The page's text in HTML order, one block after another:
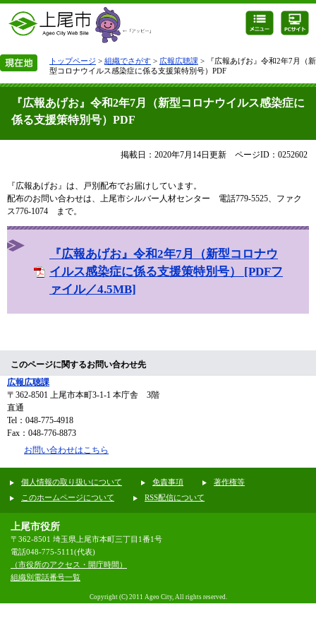
トップページ > 組織でさがす > 広報広聴課 > 『広報あげお』令和2年7月（新
型コロナウイルス感染症に係る支援策特別号）PDF
『広報あげお』令和2年7月（新型コロナウイルス感染症に
係る支援策特別号）PDF
掲載日：2020年7月14日更新 ページID：0252602
『広報あげお』は、戸別配布でお届けしています。
配布のお問い合わせは、上尾市シルバー人材センター 電話779-5525、ファク
ス776-1074 まで。
『広報あげお』令和2年7月（新型コロナウ
イルス感染症に係る支援策特別号） [PDFフ
ァイル／4.5MB]
このページに関するお問い合わせ先
広報広聴課
〒362-8501
上尾市本町3-1-1 本庁舎 3階
直通
Tel：048-775-4918
Fax：048-776-8873
お問い合わせはこちら
個人情報の取り扱いについて 免責事項
著作権等
このホームページについて
RSS配信について
上尾市役所
〒362-8501 埼玉県上尾市本町三丁目1番1号
電話048-775-5111(代表)
（市役所のアクセス・開庁時間）
組織別電話番号一覧
Copyright (C) 2011 Ageo City, All rights reserved.